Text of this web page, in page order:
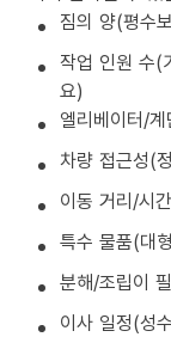
짐의 양(평수
작업 인원 수(
요)
엘리베이터/
차량 접근성(
이동 거리/시
특수 물품(대
분해/조립이
이사 일정(성